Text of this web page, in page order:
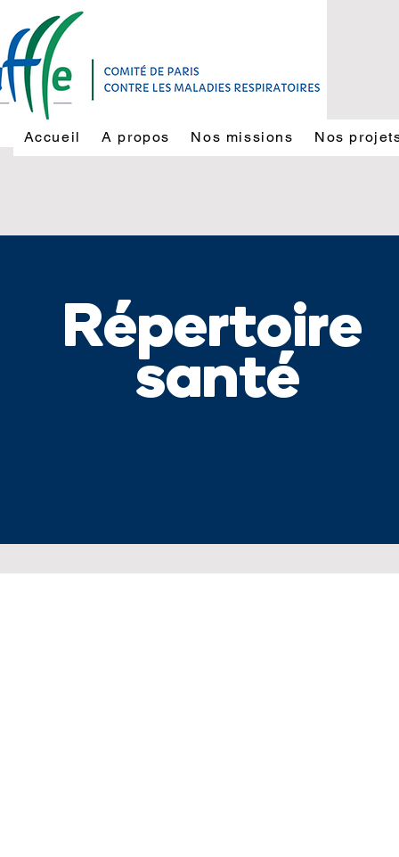
Accueil A propos Nos missions Nos
Répertoire
santé